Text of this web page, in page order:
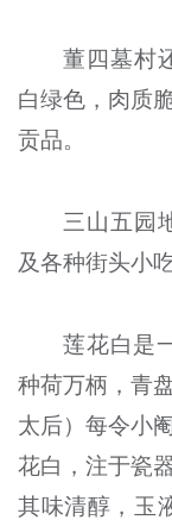
董四墓村
白绿色，肉质
贡品。
三山五园
及各种街头小
莲花白是
种荷万柄，青
太后）每令小
花白，注于瓷
其味清醇，玉